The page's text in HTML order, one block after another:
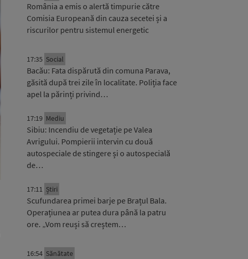
România a emis o alertă timpurie către
Comisia Europeană din cauza secetei și a
riscurilor pentru sistemul energetic
17:35 Social
Bacău: Fata dispărută din comuna Parava,
găsită după trei zile în localitate. Poliția face
apel la părinți privind…
17:19 Mediu
Sibiu: Incendiu de vegetație pe Valea
Avrigului. Pompierii intervin cu două
autospeciale de stingere și o autospecială
de…
17:11 Știri
Scufundarea primei barje pe Brațul Bala.
Operațiunea ar putea dura până la patru
ore. „Vom reuși să creștem…
16:54 Sănătate